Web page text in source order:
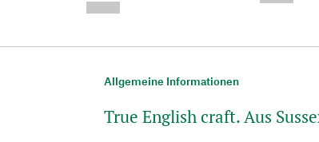
Allgemeine Informationen
True English craft. Aus